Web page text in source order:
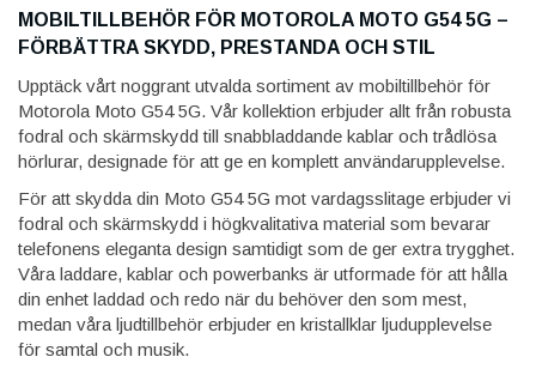
MOBILTILLBEHÖR FÖR MOTOROLA MOTO G54 5G –
FÖRBÄTTRA SKYDD, PRESTANDA OCH STIL
Upptäck vårt noggrant utvalda sortiment av mobiltillbehör för
Motorola Moto G54 5G. Vår kollektion erbjuder allt från robusta
fodral och skärmskydd till snabbladdande kablar och trådlösa
hörlurar, designade för att ge en komplett användarupplevelse.
För att skydda din Moto G54 5G mot vardagsslitage erbjuder vi
fodral och skärmskydd i högkvalitativa material som bevarar
telefonens eleganta design samtidigt som de ger extra trygghet.
Våra laddare, kablar och powerbanks är utformade för att hålla
din enhet laddad och redo när du behöver den som mest,
medan våra ljudtillbehör erbjuder en kristallklar ljudupplevelse
för samtal och musik.